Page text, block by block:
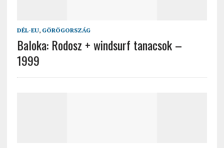
DÉL-EU, GÖRÖGORSZÁG
Baloka: Rodosz + windsurf tanacsok –
1999